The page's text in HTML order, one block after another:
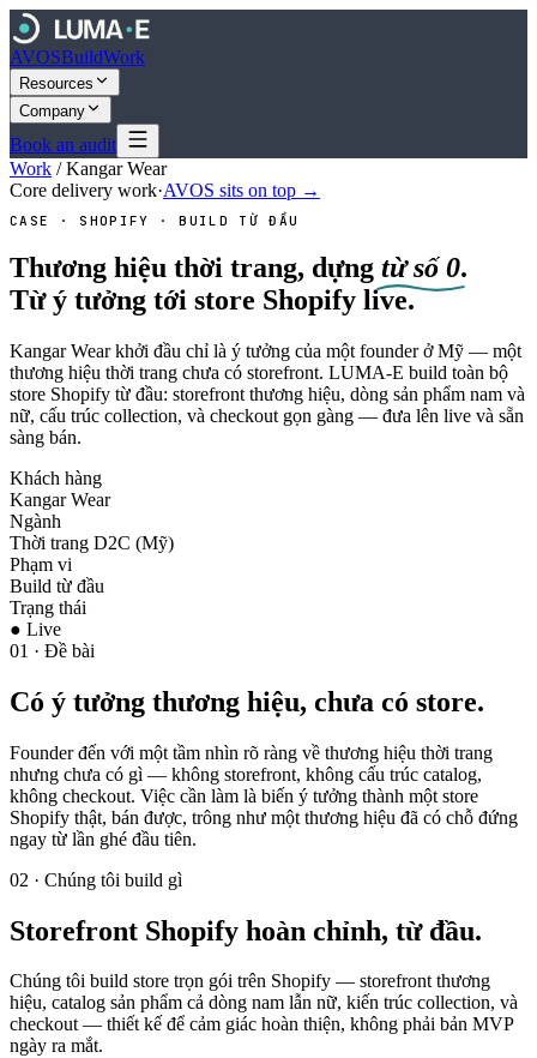
AVOSBuildWork
Resources
Company
Book an audit
Work /Kangar Wear
Core delivery work·AVOS sits on top →
CASE · SHOPIFY · BUILD TỪ ĐẦU
Thương hiệu thời trang, dựng từ số 0.
Từ ý tưởng tới store Shopify live.
Kangar Wear khởi đầu chỉ là ý tưởng của một founder ở Mỹ — một
thương hiệu thời trang chưa có storefront. LUMA-E build toàn bộ
store Shopify từ đầu: storefront thương hiệu, dòng sản phẩm nam và
nữ, cấu trúc collection, và checkout gọn gàng — đưa lên live và sẵn
sàng bán.
Khách hàng
Kangar Wear
Ngành
Thời trang D2C (Mỹ)
Phạm vi
Build từ đầu
Trạng thái
● Live
01 · Đề bài
Có ý tưởng thương hiệu, chưa có store.
Founder đến với một tầm nhìn rõ ràng về thương hiệu thời trang
nhưng chưa có gì — không storefront, không cấu trúc catalog,
không checkout. Việc cần làm là biến ý tưởng thành một store
Shopify thật, bán được, trông như một thương hiệu đã có chỗ đứng
ngay từ lần ghé đầu tiên.
02 · Chúng tôi build gì
Storefront Shopify hoàn chỉnh, từ đầu.
Chúng tôi build store trọn gói trên Shopify — storefront thương
hiệu, catalog sản phẩm cả dòng nam lẫn nữ, kiến trúc collection, và
checkout — thiết kế để cảm giác hoàn thiện, không phải bản MVP
ngày ra mắt.